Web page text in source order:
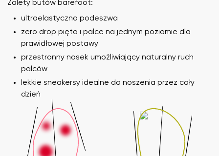
Zalety butów barefoot:
ultraelastyczna podeszwa
zero drop pięta i palce na jednym poziomie dla
prawidłowej postawy
przestronny nosek umożliwiający naturalny ruch
palców
lekkie sneakersy idealne do noszenia przez cały
dzień